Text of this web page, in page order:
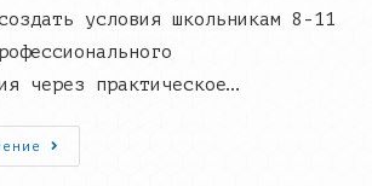
условия школьникам 8-11
через практическое…
В
IT-